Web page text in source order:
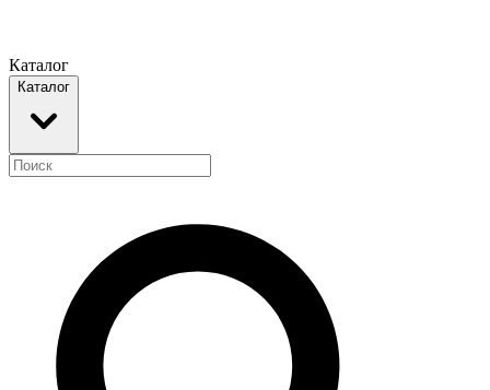
Каталог
Каталог